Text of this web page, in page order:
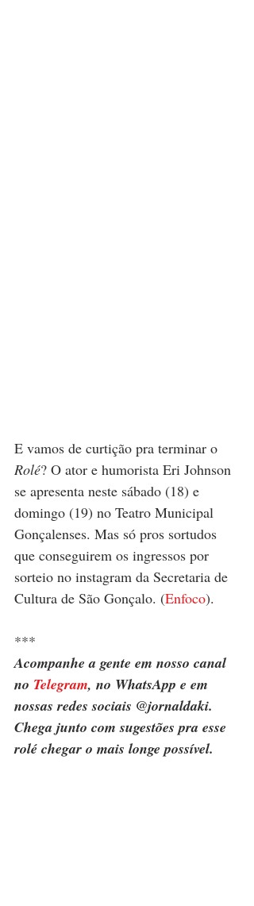
E vamos de curtição pra terminar o
Rolé? O ator e humorista Eri Johnson
se apresenta neste sábado (18) e
domingo (19) no Teatro Municipal
Gonçalenses. Mas só pros sortudos
que conseguirem os ingressos por
sorteio no instagram da Secretaria de
Cultura de São Gonçalo. (Enfoco).
***
Acompanhe a gente em nosso canal
no Telegram, no WhatsApp e em
nossas redes sociais @jornaldaki.
Chega junto com sugestões pra esse
rolé chegar o mais longe possível.